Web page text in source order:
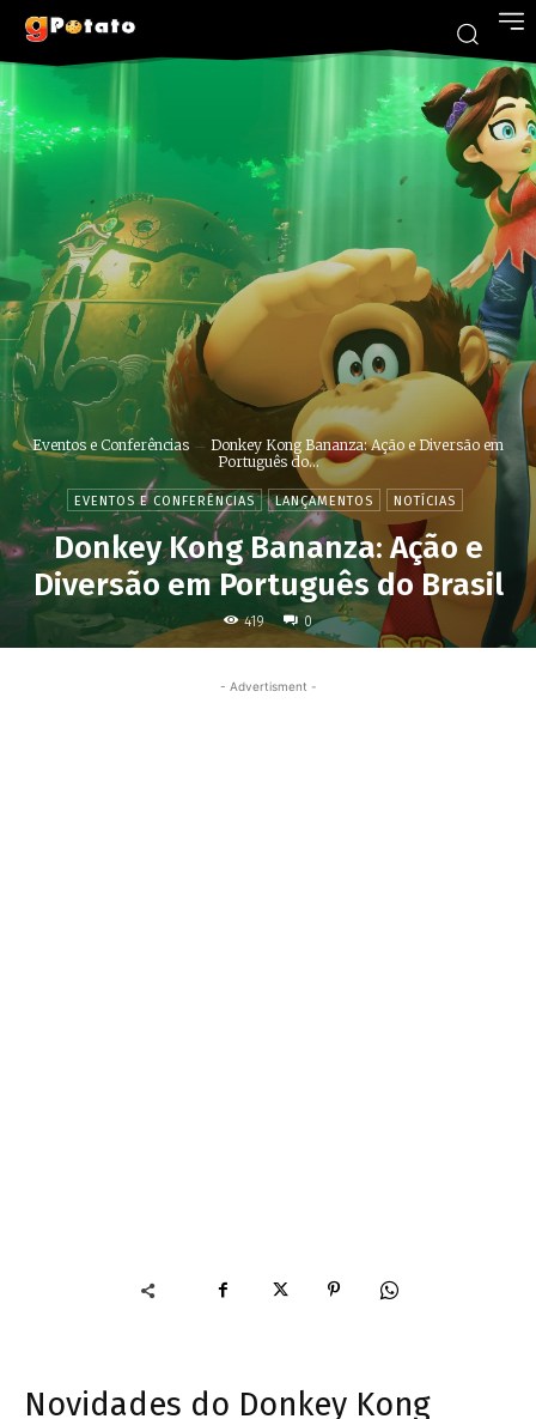
Eventos e Conferências
Donkey Kong Bananza: Ação e Diversão em
Português do...
EVENTOS E CONFERÊNCIAS LANÇAMENTOS NOTÍCIAS
Donkey Kong Bananza: Ação e
Diversão em Português do Brasil
419 0
- Advertisment -
Novidades do Donkey Kong